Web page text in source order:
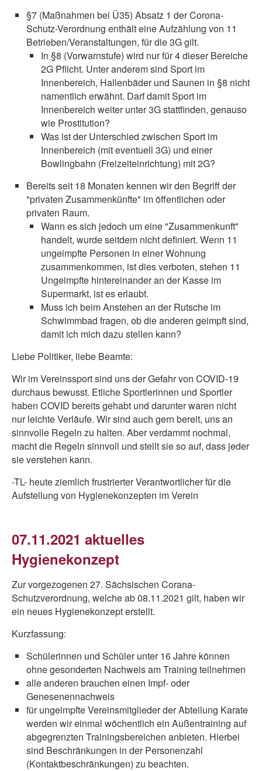
§7 (Maßnahmen bei Ü35) Absatz 1 der Corona-
Schutz-Verordnung enthält eine Aufzählung von 11
Betrieben/Veranstaltungen, für die 3G gilt.
In §8 (Vorwarnstufe) wird nur für 4 dieser Bereiche
2G Pflicht. Unter anderem sind Sport im
Innenbereich, Hallenbäder und Saunen in §8 nicht
namentlich erwähnt. Darf damit Sport im
Innenbereich weiter unter 3G stattfinden, genauso
wie Prostitution?
Was ist der Unterschied zwischen Sport im
Innenbereich (mit eventuell 3G) und einer
Bowlingbahn (Freizeiteinrichtung) mit 2G?
Bereits seit 18 Monaten kennen wir den Begriff der
"privaten Zusammenkünfte" im öffentlichen oder
privaten Raum.
Wann es sich jedoch um eine "Zusammenkunft"
handelt, wurde seitdem nicht definiert. Wenn 11
ungeimpfte Personen in einer Wohnung
zusammenkommen, ist dies verboten, stehen 11
Ungeimpfte hintereinander an der Kasse im
Supermarkt, ist es erlaubt.
Muss ich beim Anstehen an der Rutsche im
Schwimmbad fragen, ob die anderen geimpft sind,
damit ich mich dazu stellen kann?
Liebe Politiker, liebe Beamte:
Wir im Vereinssport sind uns der Gefahr von COVID-19
durchaus bewusst. Etliche Sportlerinnen und Sportler
haben COVID bereits gehabt und darunter waren nicht
nur leichte Verläufe. Wir sind auch gern bereit, uns an
sinnvolle Regeln zu halten. Aber verdammt nochmal,
macht die Regeln sinnvoll und stellt sie so auf, dass jeder
sie verstehen kann.
-TL- heute ziemlich frustrierter Verantwortlicher für die
Aufstellung von Hygienekonzepten im Verein
07.11.2021 aktuelles
Hygienekonzept
Zur vorgezogenen 27. Sächsischen Corana-
Schutzverordnung, welche ab 08.11.2021 gilt, haben wir
ein neues Hygienekonzept erstellt.
Kurzfassung:
Schülerinnen und Schüler unter 16 Jahre können
ohne gesonderten Nachweis am Training teilnehmen
alle anderen brauchen einen Impf- oder
Genesenennachweis
für ungeimpfte Vereinsmitglieder der Abteilung Karate
werden wir einmal wöchentlich ein Außentraining auf
abgegrenzten Trainingsbereichen anbieten. Hierbei
sind Beschränkungen in der Personenzahl
(Kontaktbeschränkungen) zu beachten.